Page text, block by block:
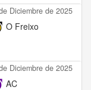
Diciembre de 2025
O Freixo
Diciembre de 2025
AC